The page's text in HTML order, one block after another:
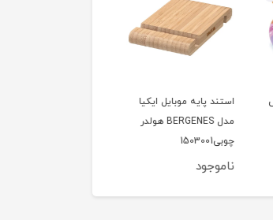
استند پایه موبایل ایکیا
مدل BERGENES هولدر
چوبی1503001
ناموجود